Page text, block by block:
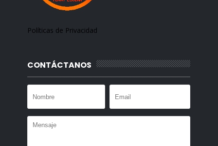
Políticas de Privacidad
CONTÁCTANOS